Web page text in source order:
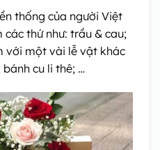
thống của người Việt
thứ như: trầu & cau;
với một vài lễ vật khác
cu li thê; …